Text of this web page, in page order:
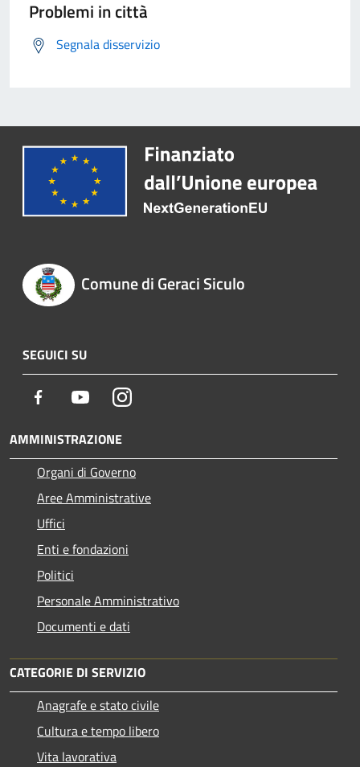
Problemi in città
Segnala disservizio
Comune di Geraci Siculo
SEGUICI SU
Facebook YoutubeInstagram
AMMINISTRAZIONE
Organi di Governo
Aree Amministrative
Uffici
Enti e fondazioni
Politici
Personale Amministrativo
Documenti e dati
CATEGORIE DI SERVIZIO
Anagrafe e stato civile
Cultura e tempo libero
Vita lavorativa